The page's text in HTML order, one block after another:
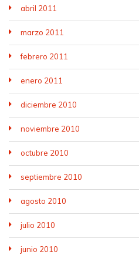
abril 2011
marzo 2011
febrero 2011
enero 2011
diciembre 2010
noviembre 2010
octubre 2010
septiembre 2010
agosto 2010
julio 2010
junio 2010